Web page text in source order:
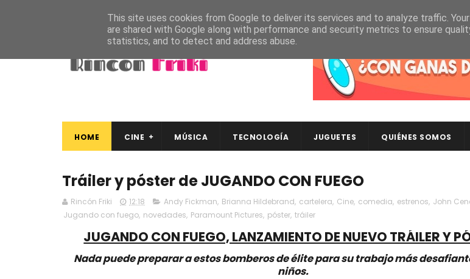
HOME CINE MÚSICA TECNOLOGÍA JUGUETES QUIÉNES SOMOS
Tráiler y póster de JUGANDO CON FUEGO
Rincón Friki 12:18 Andy Fickman, Brianna Hildebrand, cartelera, Cine, comedia, estrenos, John
Jugando con fuego, novedades, Paramount Pictures, póster, tráiler
JUGANDO CON FUEGO, LANZAMIENTO DE NUEVO TRÁILER Y
Nada puede preparar a estos bomberos de élite para su trabajo más
niños.
This site uses cookies from Google to deliver its services and to analyze traffic.
are shared with Google along with performance and security metrics to ensure
statistics, and to detect and address abuse.